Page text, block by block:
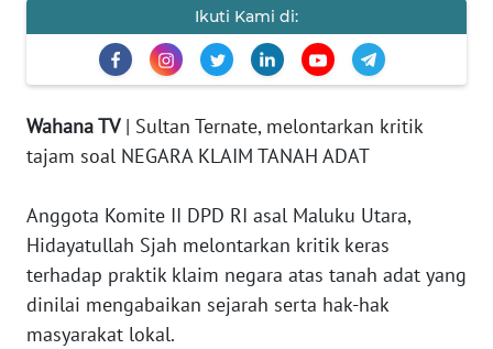
Ikuti Kami di:
Wahana TV| Sultan Ternate, melontarkan kritik
tajam soal NEGARA KLAIM TANAH ADAT
Anggota Komite II DPD RI asal Maluku Utara,
Hidayatullah Sjah melontarkan kritik keras
terhadap praktik klaim negara atas tanah adat yang
dinilai mengabaikan sejarah serta hak-hak
masyarakat lokal.
Wahana
WN
SUMUT
WN